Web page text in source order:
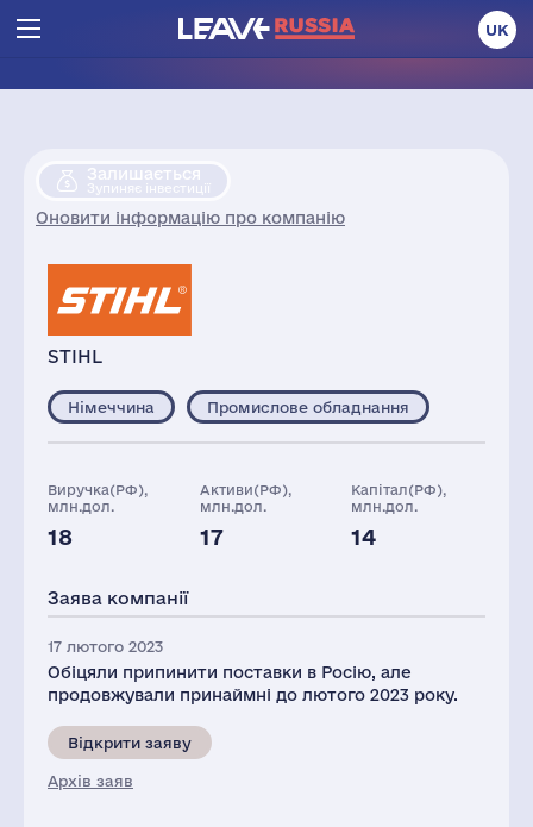
UK
Залишається
Зупиняє інвестиції
Оновити інформацію про компанію
STIHL
Німеччина Промислове обладнання
Виручка(РФ),
млн.дол.
18
Активи(РФ),
млн.дол.
17
Капітал(РФ),
млн.дол.
14
4843
Заява компанії
17 лютого 2023
Обіцяли припинити поставки в Росію, але
продовжували принаймні до лютого 2023 року.
Відкрити заяву
Архів заяв